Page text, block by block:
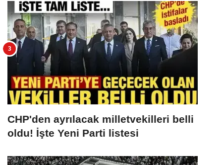
CHP'den ayrılacak milletvekilleri belli
oldu! İşte Yeni Parti listesi